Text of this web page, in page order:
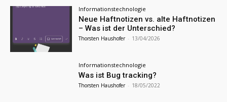
Informationstechnologie
Neue Haftnotizen vs. alte Haftnotizen
– Was ist der Unterschied?
Thorsten Haushofer - 13/04/2026
Informationstechnologie
Was ist Bug tracking?
Thorsten Haushofer - 18/05/2022